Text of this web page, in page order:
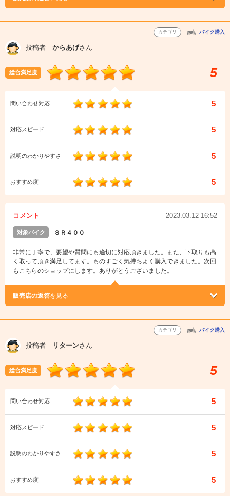
カテゴリ バイク購入
投稿者 からあげさん
総合満足度 5
問い合わせ対応 5
対応スピード 5
説明のわかりやすさ 5
おすすめ度 5
コメント 2023.03.12 16:52
対象バイク ＳＲ４００
非常に丁寧で、要望や質問にも適切に対応頂きました。また、下取りも高
く取って頂き満足してます。ものすごく気持ちよく購入できました。次回
もこちらのショップにします。ありがとうございました。
販売店の返答を見る
カテゴリ バイク購入
投稿者 リターンさん
総合満足度 5
問い合わせ対応 5
対応スピード 5
説明のわかりやすさ 5
おすすめ度 5